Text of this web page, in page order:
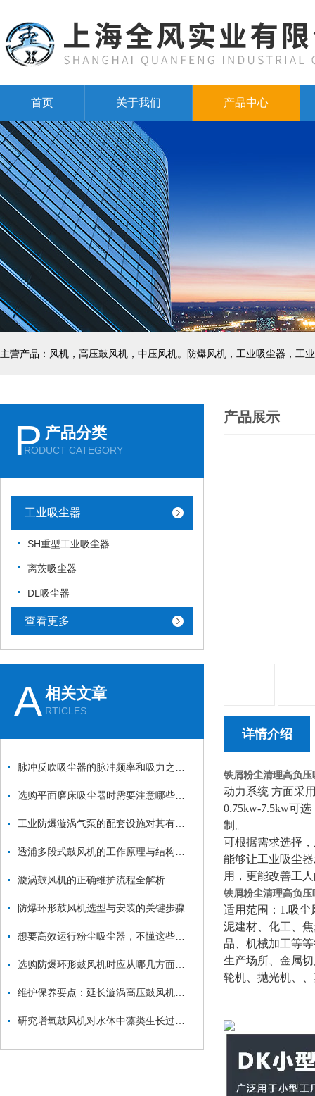
首页 关于我们 产品中心
主营产品：风机，高压鼓风机，中压风机。防爆风机，工业吸尘器，工
P 产品分类
RODUCT CATEGORY
工业吸尘器
SH重型工业吸尘器
离茨吸尘器
DL吸尘器
查看更多
A相关文章
RTICLES
漩涡鼓风机的正确维护流程全解析
防爆环形鼓风机选型与安装的关键步骤
产品展示
详情介绍
铁屑粉尘清理高负压
动力系统 方面采
0.75kw-7.5kw可选
制。
可根据需求选择
能够让工业吸尘
用，更能改善工
铁屑粉尘清理高负压
适用范围： 1.吸尘
泥建材、化工、
品、机械加工等
生产场所、金属
轮机、抛光机、